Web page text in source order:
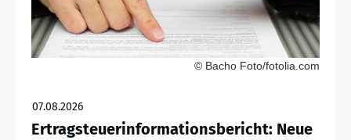
© Bacho Foto/fotolia.com
07.08.2026
Ertragsteuerinformationsbericht: Neue